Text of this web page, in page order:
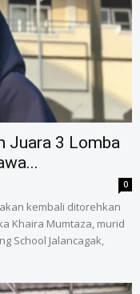
Juara 3 Lomba
0
kembali ditorehkan
Khaira Mumtaza, murid
School Jalancagak,